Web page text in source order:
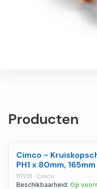
Producten
Cimco -
PH1 x 80mm, 165mm
117731 · Cimco
Beschikbaarheid: Op